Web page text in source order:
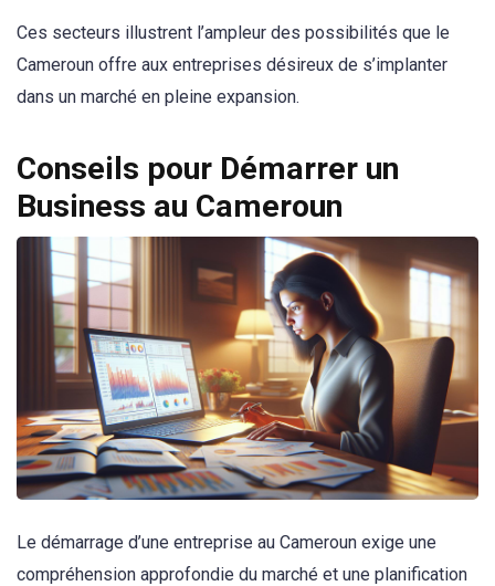
Ces secteurs illustrent l’ampleur des possibilités que le
Cameroun offre aux entreprises désireux de s’implanter
dans un marché en pleine expansion.
Conseils pour Démarrer un
Business au Cameroun
Le démarrage d’une entreprise au Cameroun exige une
compréhension approfondie du marché et une planification